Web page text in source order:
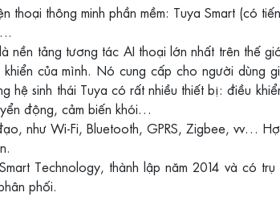
thông minh phần mềm: Tuya Smart (có
nền tảng tương tác AI thoại lớn nhất trên thế
của mình. Nó cung cấp cho người dùng
hệ sinh thái Tuya có rất nhiều thiết bị: điều
động, cảm biến khói…
như Wi-Fi, Bluetooth, GPRS, Zigbee, vv…
Technology, thành lập năm 2014 và có
phối.